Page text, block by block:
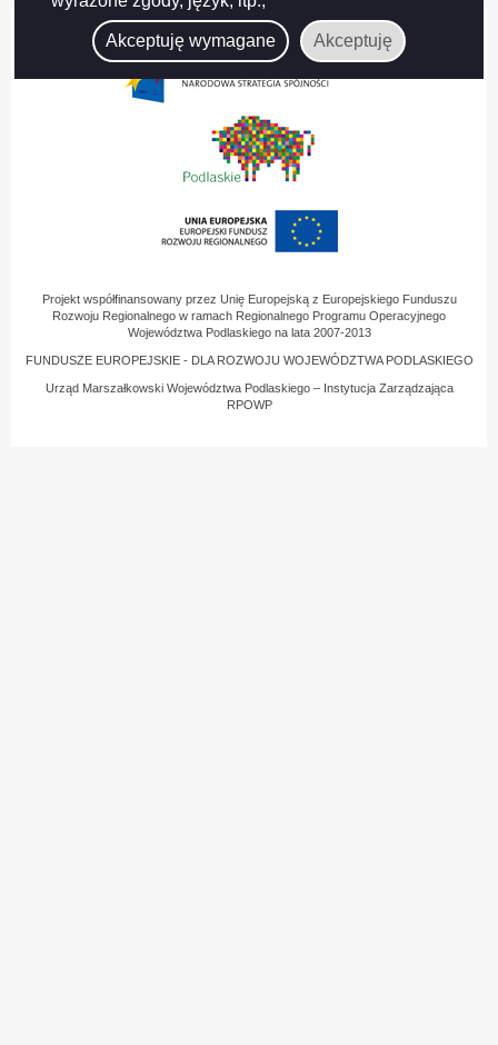
Akceptuję wymagane Akceptuję
Projekt współfinansowany przez Unię Europejską z Europejskiego Funduszu
Rozwoju Regionalnego w ramach Regionalnego Programu Operacyjnego
Województwa Podlaskiego na lata 2007-2013
FUNDUSZE EUROPEJSKIE - DLA ROZWOJU WOJEWÓDZTWA PODLASKIEGO
Urząd Marszałkowski Województwa Podlaskiego – Instytucja Zarządzająca
RPOWP